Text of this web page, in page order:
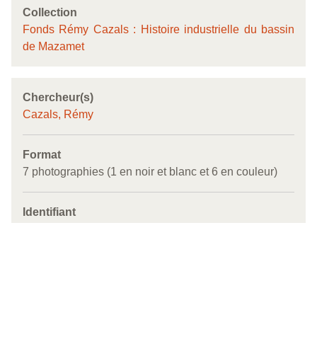
Collection
Fonds Rémy Cazals : Histoire industrielle du bassin
de Mazamet
Chercheur(s)
Cazals, Rémy
Format
7 photographies (1 en noir et blanc et 6 en couleur)
Identifiant